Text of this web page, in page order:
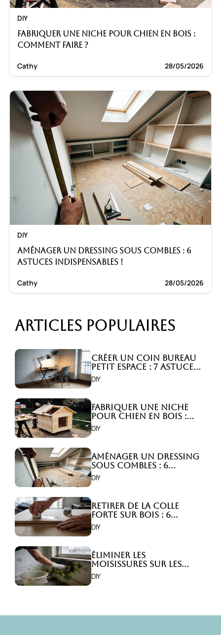
DIY
Fabriquer une niche pour chien en bois :
Comment faire ?
Cathy 28/05/2026
DIY
Aménager un dressing sous combles : 6
astuces indispensables !
Cathy 28/05/2026
Articles populaires
Créer un coin bureau
petit espace : 7 astuces
malignes!
DIY
Fabriquer une niche
pour chien en bois :
Comment faire ?
DIY
Aménager un dressing
sous combles : 6
astuces indispensables
!
DIY
Retirer de la colle
forte sur bois : 6
astuces efficaces !
DIY
Éliminer les
moisissures sur les
murs : 5 solutions
efficaces ?
DIY